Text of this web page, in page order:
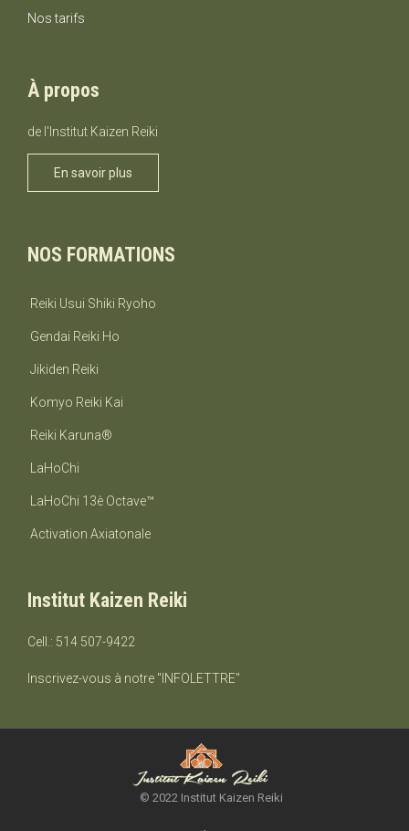
J'accepte de faire un dépôt de 50$.
montant.
Nos tarifs
À propos
de l'Institut Kaizen Reiki
En savoir plus
NOS FORMATIONS
Reiki Usui Shiki Ryoho
Gendai Reiki Ho
Jikiden Reiki
Komyo Reiki Kai
Reiki Karuna®
LaHoChi
LaHoChi 13è Octave™
Activation Axiatonale
Institut Kaizen Reiki
Cell.: 514 507-9422
Inscrivez-vous à notre "INFOLETTRE"
© 2022 Institut Kaizen Reiki